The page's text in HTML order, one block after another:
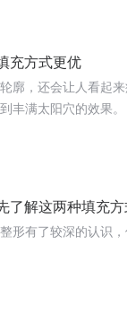
充方式更优
廓，还会让人看起
丰满太阳穴的效果
下面将详细介绍这
了解这两种填充
形有了较深的认识